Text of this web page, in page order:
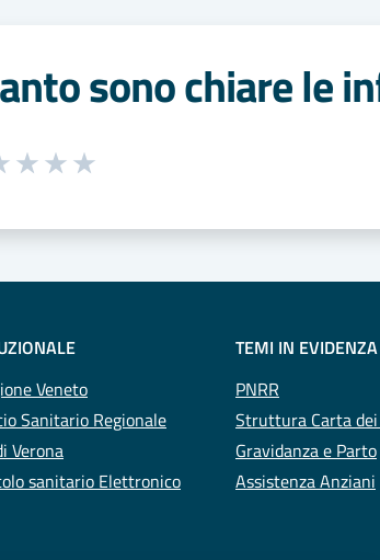
sono chiare le
una valutazione da 1 a 5 stelle
Veneto
Sanitario Regionale
Verona
sanitario Elettronico
TEMI IN EVIDENZA
PNRR
Struttura Carta
Gravidanza e Parto
Assistenza Anziani